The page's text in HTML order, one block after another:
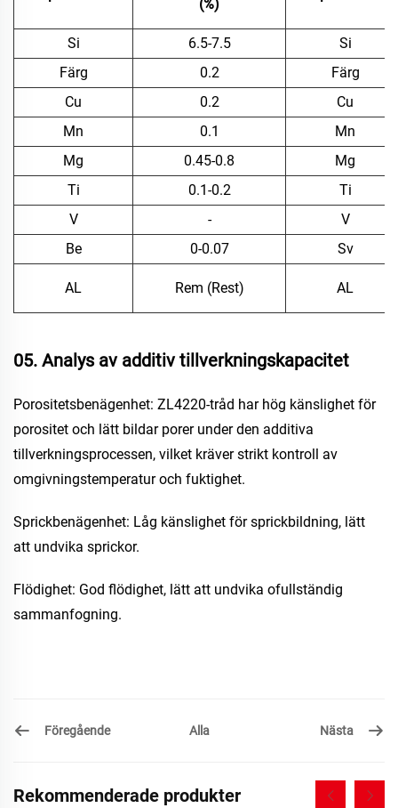
(%)
Si 6.5-7.5
Si
Färg
0.2
Färg
Cu
0.2
Cu
Mn
0.1
Mn
Mg
0.45-0.8
Mg
Ti
0.1-0.2
Ti
V
-
V
Be
0-0.07 Sv
AL Rem (Rest) AL
05. Analys av additiv tillverkningskapacitet
Porositetsbenägenhet: ZL4220-tråd har hög känslighet för
porositet och lätt bildar porer under den additiva
tillverkningsprocessen, vilket kräver strikt kontroll av
omgivningstemperatur och fuktighet.
Sprickbenägenhet: Låg känslighet för sprickbildning, lätt
att undvika sprickor.
Flödighet: God flödighet, lätt att undvika ofullständig
sammanfogning.
Föregående Alla Nästa
Rekommenderade produkter